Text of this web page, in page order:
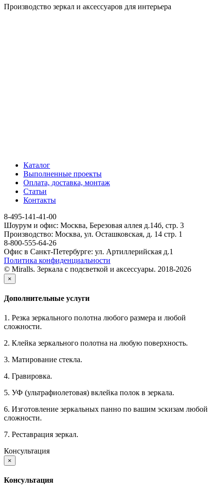
Производство зеркал и аксессуаров для интерьера
Каталог
Выполненные проекты
Оплата, доставка, монтаж
Статьи
Контакты
8-495-141-41-00
Шоурум и офис: Москва, Березовая аллея д.14б, стр. 3
Производство: Москва, ул. Осташковская, д. 14 стр. 1
8-800-555-64-26
Офис в Санкт-Петербурге: ул. Артиллерийская д.1
Политика конфиденциальности
© Miralls. Зеркала с подсветкой и аксессуары. 2018-2026
×
Дополнительные услуги
1. Резка зеркального полотна любого размера и любой
сложности.
2. Клейка зеркального полотна на любую поверхность.
3. Матирование стекла.
4. Гравировка.
5. УФ (ультрафиолетовая) вклейка полок в зеркала.
6. Изготовление зеркальных панно по вашим эскизам любой
сложности.
7. Реставрация зеркал.
Консультация
×
Консультация